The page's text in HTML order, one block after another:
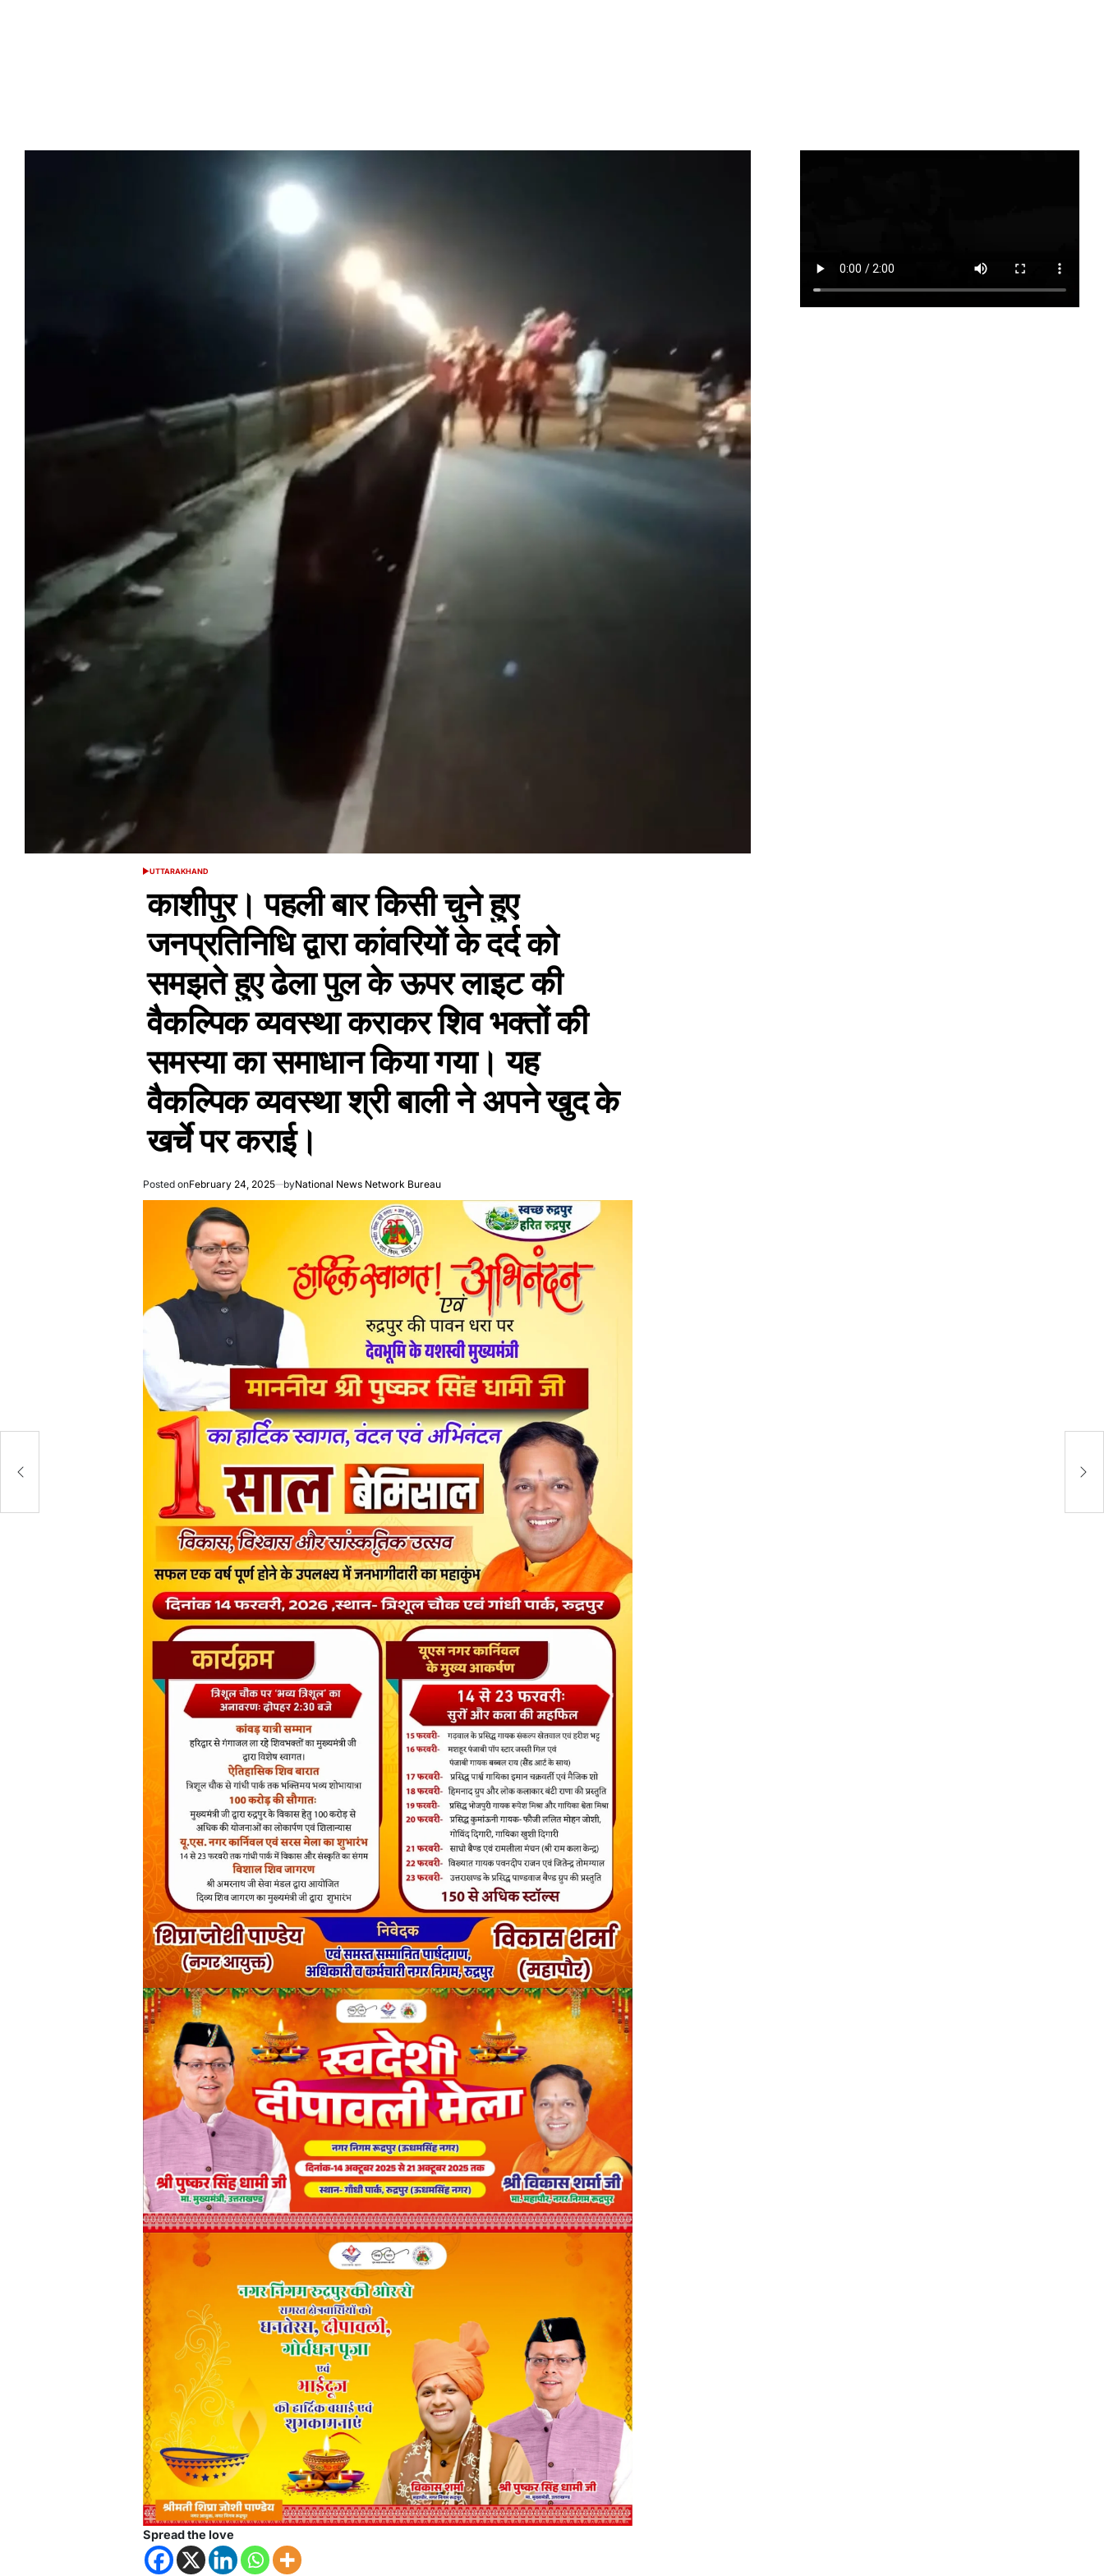
POSTED
UTTARAKHAND
काशीपुर। पहली बार किसी चुने हुए
जनप्रतिनिधि द्वारा कांवरियों के दर्द को
समझते हुए ढेला पुल के ऊपर लाइट की
वैकल्पिक व्यवस्था कराकर शिव भक्तों की
समस्या का समाधान किया गया। यह
वैकल्पिक व्यवस्था श्री बाली ने अपने खुद के
खर्चे पर कराई।
Posted onFebruary 24, 2025 byNational News Network Bureau
Spread the love